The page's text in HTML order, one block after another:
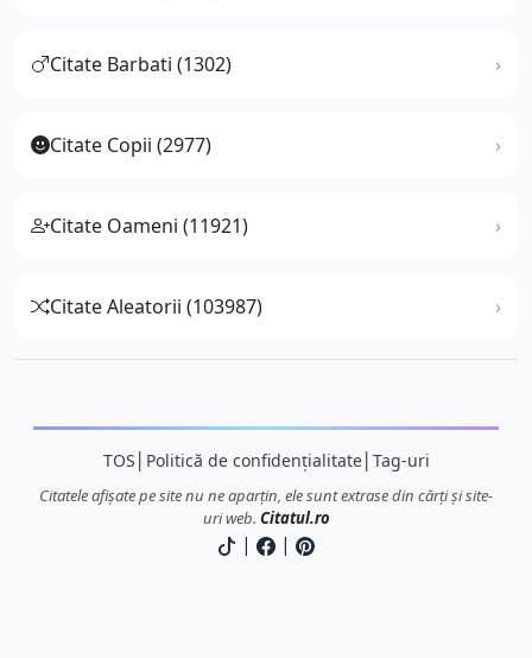
Citate Barbati (1302)
Citate Copii (2977)
Citate Oameni (11921)
Citate Aleatorii (103987)
TOS Politică de confidențialitate│ Tag-uri
Citatele afișate pe site nu ne aparțin, ele sunt extrase din cărți și site-
uri web. Citatul.ro
| |